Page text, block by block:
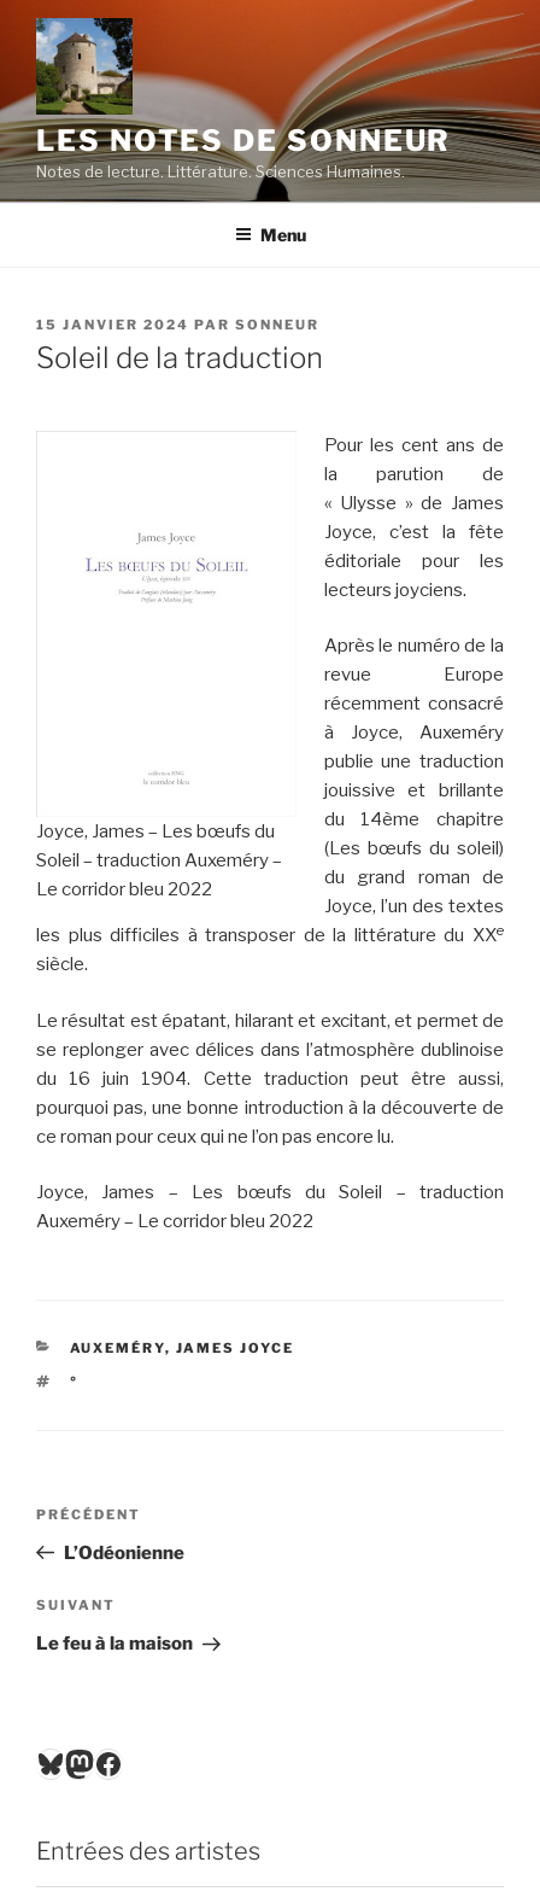
contenu
principal
LES NOTES DE SONNEUR
Notes de lecture. Littérature. Sciences Humaines.
Menu
PUBLIÉ
LE
15 JANVIER 2024 PAR SONNEUR
Soleil de la traduction
Joyce, James – Les bœufs du
Soleil – traduction Auxeméry –
Le corridor bleu 2022
Pour les cent ans de
la parution de
« Ulysse » de James
Joyce, c’est la fête
éditoriale pour les
lecteurs joyciens.
Après le numéro de la
revue Europe
récemment consacré
à Joyce, Auxeméry
publie une traduction
jouissive et brillante
du 14ème chapitre
(Les bœufs du soleil)
du grand roman de
Joyce, l’un des textes
les plus difficiles à transposer de la littérature du XXe
siècle.
Le résultat est épatant, hilarant et excitant, et permet de
se replonger avec délices dans l’atmosphère dublinoise
du 16 juin 1904. Cette traduction peut être aussi,
pourquoi pas, une bonne introduction à la découverte de
ce roman pour ceux qui ne l’on pas encore lu.
Joyce, James – Les bœufs du Soleil – traduction
Auxeméry – Le corridor bleu 2022
CATÉGORIES
AUXEMÉRY, JAMES JOYCE
ÉTIQUETTES
°
Navigation
l’article
Article
précédent
PRÉCÉDENT
L’Odéonienne
Article
suivant
SUIVANT
Le feu à la maison
Bluesky
Mastodon
Facebook
Entrées des artistes